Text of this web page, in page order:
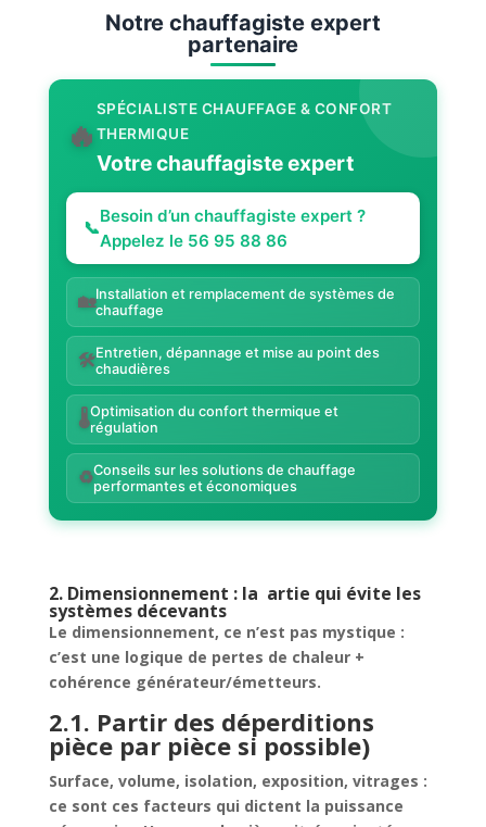
Notre chauffagiste expert
partenaire
🔥
SPÉCIALISTE CHAUFFAGE & CONFORT
THERMIQUE
Votre chauffagiste expert
📞
Besoin d’un chauffagiste expert ?
Appelez le 56 95 88 86
🏡Installation et remplacement de systèmes de
chauffage
🛠️Entretien, dépannage et mise au point des
chaudières
🌡️Optimisation du confort thermique et
régulation
♻️Conseils sur les solutions de chauffage
performantes et économiques
2. Dimensionnement : la artie qui évite les
systèmes décevants
Le dimensionnement, ce n’est pas mystique :
c’est une logique de pertes de chaleur +
cohérence générateur/émetteurs.
2.1. Partir des déperditions
pièce par pièce si possible)
Surface, volume, isolation, exposition, vitrages :
ce sont ces facteurs qui dictent la puissance